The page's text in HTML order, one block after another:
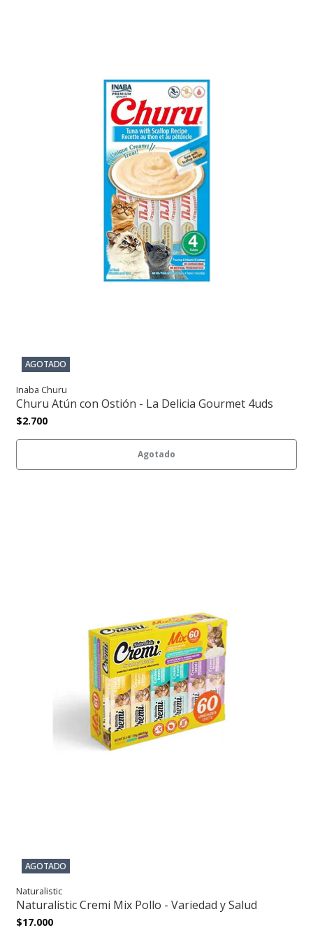
AGOTADO
Inaba Churu
Churu Atún con Ostión - La Delicia Gourmet 4uds
$2.700
Agotado
AGOTADO
Naturalistic
Naturalistic Cremi Mix Pollo - Variedad y Salud
$17.000